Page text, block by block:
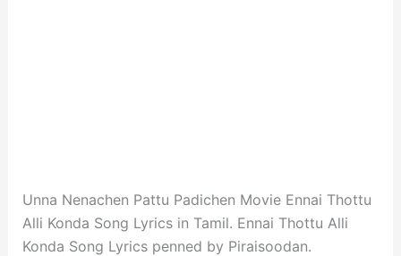
Unna Nenachen Pattu Padichen Movie Ennai Thottu
Alli Konda Song Lyrics in Tamil. Ennai Thottu Alli
Konda Song Lyrics penned by Piraisoodan.